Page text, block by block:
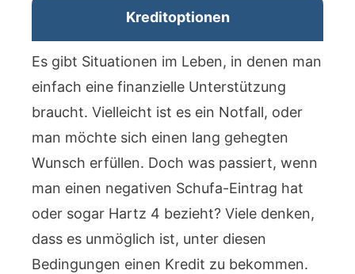
Kreditoptionen
Es gibt Situationen im Leben, in denen man
einfach eine finanzielle Unterstützung
braucht. Vielleicht ist es ein Notfall, oder
man möchte sich einen lang gehegten
Wunsch erfüllen. Doch was passiert, wenn
man einen negativen Schufa-Eintrag hat
oder sogar Hartz 4 bezieht? Viele denken,
dass es unmöglich ist, unter diesen
Bedingungen einen Kredit zu bekommen.